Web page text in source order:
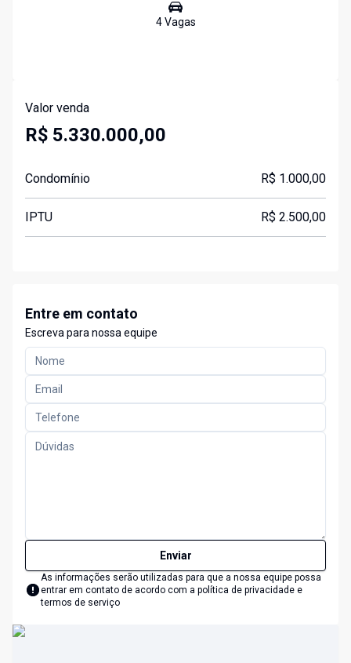
4Vagas
Valor venda
R$ 5.330.000,00
Condomínio R$ 1.000,00
IPTU R$ 2.500,00
Entre em contato
Escreva para nossa equipe
Enviar
As informações serão utilizadas para que a nossa equipe possa
entrar em contato de acordo com a política de privacidade e
termos de serviço